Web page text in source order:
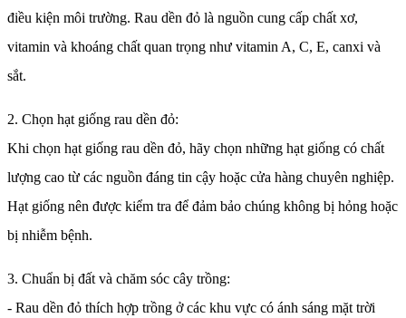
điều kiện môi trường. Rau dền đỏ là nguồn cung cấp chất xơ,
vitamin và khoáng chất quan trọng như vitamin A, C, E, canxi và
sắt.
2. Chọn hạt giống rau dền đỏ:
Khi chọn hạt giống rau dền đỏ, hãy chọn những hạt giống có chất
lượng cao từ các nguồn đáng tin cậy hoặc cửa hàng chuyên nghiệp.
Hạt giống nên được kiểm tra để đảm bảo chúng không bị hỏng hoặc
bị nhiễm bệnh.
3. Chuẩn bị đất và chăm sóc cây trồng:
- Rau dền đỏ thích hợp trồng ở các khu vực có ánh sáng mặt trời